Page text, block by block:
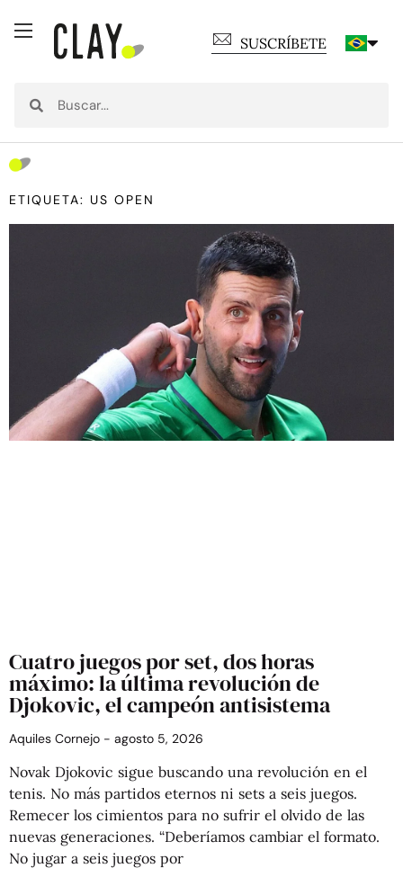
SUSCRÍBETE
ETIQUETA: US OPEN
Cuatro juegos por set, dos horas
máximo: la última revolución de
Djokovic, el campeón antisistema
Aquiles Cornejo agosto 5, 2026
Novak Djokovic sigue buscando una revolución en el
tenis. No más partidos eternos ni sets a seis juegos.
Remecer los cimientos para no sufrir el olvido de las
nuevas generaciones. “Deberíamos cambiar el formato.
No jugar a seis juegos por